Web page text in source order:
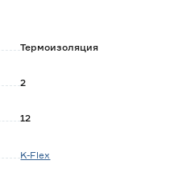
Термоизоляция
2
12
K-Flex